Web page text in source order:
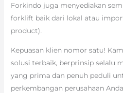
Forkindo juga menyediakan
forklift baik dari lokal atau
product).
Kepuasan klien nomor satu!
solusi terbaik, berprinsip selalu
yang prima dan penuh peduli
perkembangan perusahaan